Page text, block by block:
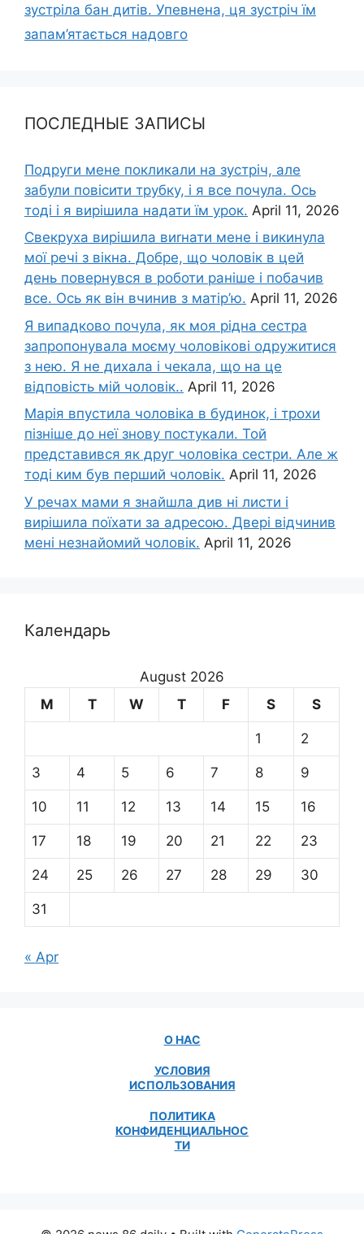
зустріла бан дитів. Упевнена, ця зустріч їм
запам’ятається надовго
ПОСЛЕДНЫЕ ЗАПИСЫ
Подруги мене покликали на зустріч, але
забули повісити трубку, і я все почула. Ось
тоді і я вирішила надати їм урок. April 11, 2026
Свекруха вирішила виrнати мене і викинула
мої речі з вікна. Добре, що чоловік в цей
день повернувся в роботи раніше і побачив
все. Ось як він вчинив з матір’ю. April 11, 2026
Я випадково почула, як моя рідна сестра
запропонувала моєму чоловікові одружитися
з нею. Я не дихала і чекала, що на це
відповість мій чоловік.. April 11, 2026
Марія впустила чоловіка в будинок, і трохи
пізніше до неї знову постукали. Той
представився як друг чоловіка сестри. Але ж
тоді ким був перший чоловік. April 11, 2026
У речах мами я знайшла див ні листи і
вирішила поїхати за адресою. Двері відчинив
мені незнайомий чоловік. April 11, 2026
Календарь
August 2026
M
T W T F S S
1 2
3 4 5 6 7 8 9
10 11 12 13 14 15 16
17 18 19 20 21 22 23
24 25 26 27 28 29 30
31
« Apr
О НАС
УСЛОВИЯ
ИСПОЛЬЗОВАНИЯ
ПОЛИТИКА
КОНФИДЕНЦИАЛЬНОС
ТИ